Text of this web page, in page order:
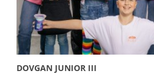
More info
DOVGAN JUNIOR III